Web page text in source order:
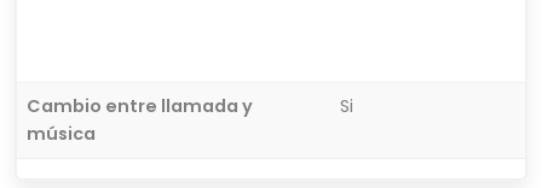
Cambio entre llamada y
música
Si